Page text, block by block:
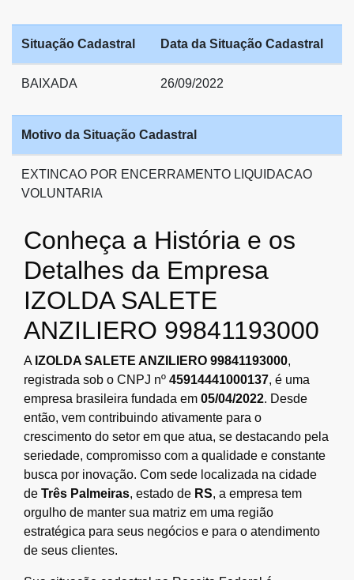
Situação Cadastral Data da Situação Cadastral
BAIXADA 26/09/2022
Motivo da Situação Cadastral
EXTINCAO POR ENCERRAMENTO LIQUIDACAO
VOLUNTARIA
Conheça a História e os
Detalhes da Empresa
IZOLDA SALETE
ANZILIERO 99841193000
A IZOLDA SALETE ANZILIERO 99841193000,
registrada sob o CNPJ nº 45914441000137, é uma
empresa brasileira fundada em 05/04/2022. Desde
então, vem contribuindo ativamente para o
crescimento do setor em que atua, se destacando pela
seriedade, compromisso com a qualidade e constante
busca por inovação. Com sede localizada na cidade
de Três Palmeiras, estado de RS, a empresa tem
orgulho de manter sua matriz em uma região
estratégica para seus negócios e para o atendimento
de seus clientes.